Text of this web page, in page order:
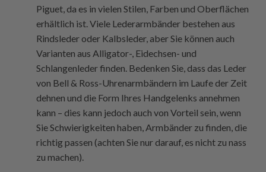
Piguet, da es in vielen Stilen, Farben und Oberflächen
erhältlich ist. Viele Lederarmbänder bestehen aus
Rindsleder oder Kalbsleder, aber Sie können auch
Varianten aus Alligator-, Eidechsen- und
Schlangenleder finden. Bedenken Sie, dass das Leder
von Bell & Ross-Uhrenarmbändern im Laufe der Zeit
dehnen und die Form Ihres Handgelenks annehmen
kann – dies kann jedoch auch von Vorteil sein, wenn
Sie Schwierigkeiten haben, Armbänder zu finden, die
richtig passen (achten Sie nur darauf, es nicht zu nass
zu machen).